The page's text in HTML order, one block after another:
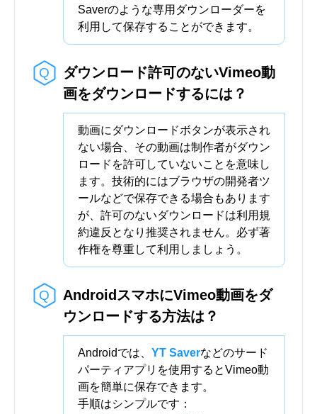
Saverのような専用ダウンローダーを
利用して保存することができます。
ダウンロード許可のないVimeo動
画をダウンロードするには？
動画にダウンロードボタンが表示され
ない場合、その動画は制作者がダウン
ロードを許可していないことを意味し
ます。技術的にはブラウザの開発者ツ
ールなどで保存できる場合もあります
が、許可のないダウンロードは利用規
約違反となり推奨されません。必ず著
作権を尊重して利用しましょう。
AndroidスマホにVimeo動画をダ
ウンロードする方法は？
Androidでは、 YT Saverなどのサード
パーティアプリを使用するとVimeo動
画を簡単に保存できます。
手順はシンプルです：